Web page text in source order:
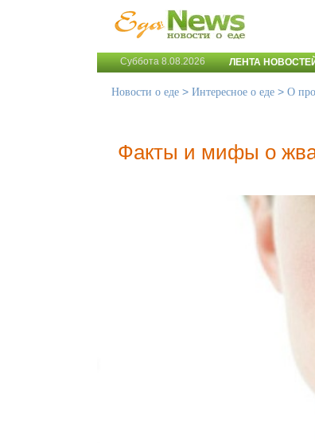
Суббота 8.08.2026 ЛЕНТА
Новости о еде > Интересное о еде > О
Факты и мифы о